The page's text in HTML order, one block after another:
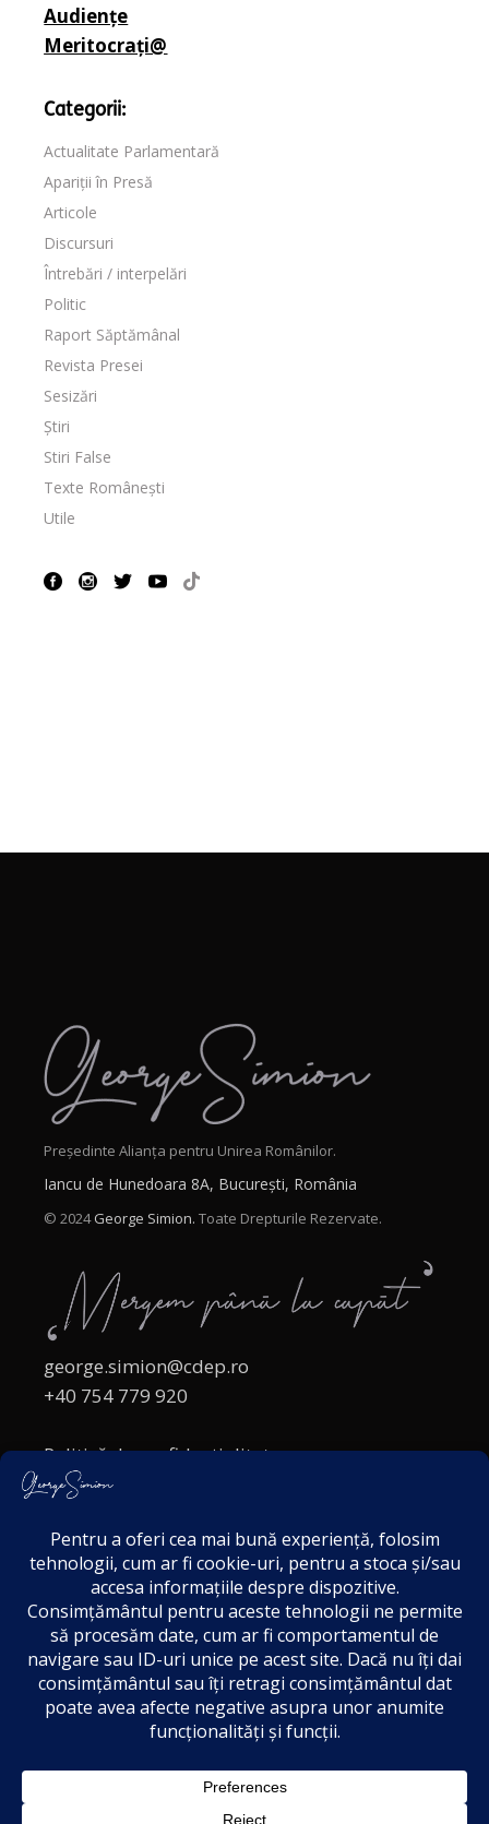
Audiențe
Meritocrați@
Categorii:
Actualitate Parlamentară
Apariții în Presă
Articole
Discursuri
Întrebări / interpelări
Politic
Raport Săptămânal
Revista Presei
Sesizări
Știri
Stiri False
Texte Românești
Utile
Președinte Alianța pentru Unirea Românilor.
Iancu de Hunedoara 8A, București, România
© 2024George Simion. Toate Drepturile Rezervate.
george.simion@cdep.ro
+40 754 779 920
Politică de confidențialitate
Politica cookies
Acordul de markting
Disclaimer